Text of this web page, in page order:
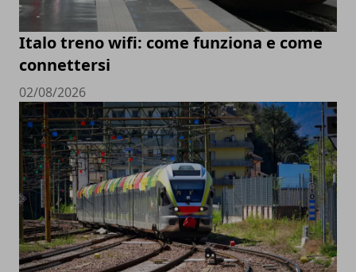
Italo treno wifi: come funziona e come
connettersi
02/08/2026